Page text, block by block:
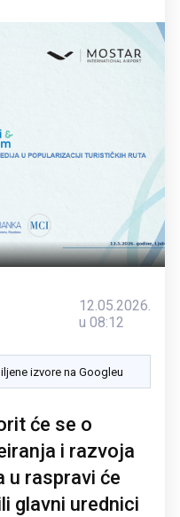
12.05.2026.
u 08:12
izvore na Googleu
će se o
i razvoja
u raspravi će
glavni urednici